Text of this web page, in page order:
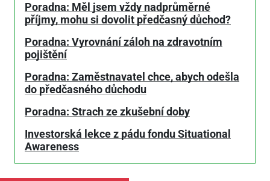
Poradna: Měl jsem vždy nadprůměrné
příjmy, mohu si dovolit předčasný důchod?
Poradna: Vyrovnání záloh na zdravotním
pojištění
Poradna: Zaměstnavatel chce, abych odešla
do předčasného důchodu
Poradna: Strach ze zkušební doby
Investorská lekce z pádu fondu Situational
Awareness